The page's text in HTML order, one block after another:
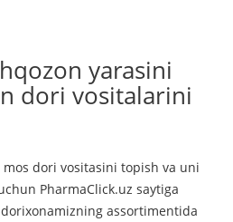
yarasini
dori vositalarini
dori vositasini topish va uni
PharmaClick.uz saytiga
assortimentida